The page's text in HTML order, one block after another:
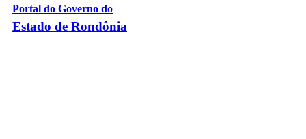
Portal do Governo do
Estado de Rondônia